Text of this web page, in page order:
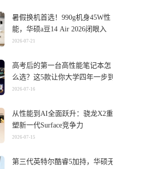
暑假换机首选！990g机身45W性
能，华硕a豆14 Air 2026闭眼入
2026-07-21
高考后的第一台高性能笔记本怎
么选？这5款让你大学四年一步到
位
2026-07-16
从性能到AI全面跃升：骁龙X2重
塑新一代Surface竞争力
2026-07-15
第三代英特尔酷睿5加持，华硕无